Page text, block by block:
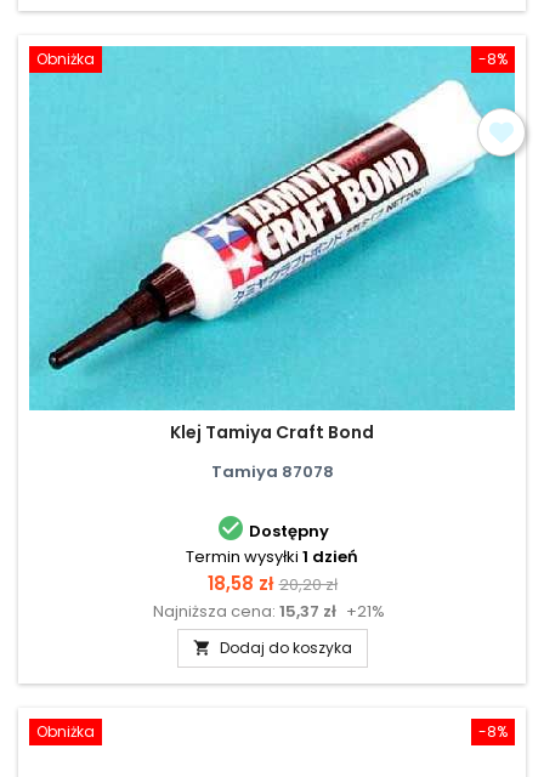
-8%
Obniżka
Klej Tamiya Craft Bond
Tamiya 87078
 Dostępny
Termin wysyłki 1 dzień
Cena
18,58 zł Cena
podstawowa
20,20 zł
Najniższa cena: 15,37 zł +21%
 Dodaj do koszyka
-8%
Obniżka